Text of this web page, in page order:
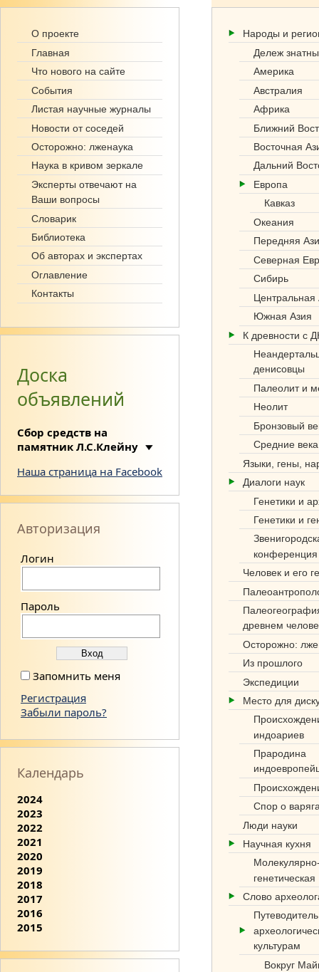
О проекте
Главная
Что нового на сайте
События
Листая научные журналы
Новости от соседей
Осторожно: лженаука
Наука в кривом зеркале
Эксперты отвечают на
Ваши вопросы
Словарик
Библиотека
Об авторах и экспертах
Оглавление
Контакты
Доска
объявлений
Сбор средств на
памятник Л.С.Клейну
Наша страница на Facebook
Авторизация
Логин
Пароль
Запомнить меня
Регистрация
Забыли пароль?
Календарь
2024
2023
2022
2021
2020
2019
2018
2017
2016
2015
Народы и
Дележ
Америка
Австралия
Африка
Ближний
Восточная
Дальний
Европа
Кавказ
Океания
Передняя
Северная
Сибирь
Центральная
Южная Азия
К древности с
денисовцы
Палеолит и
Неолит
Бронзовый
Средние века
Языки, гены,
Диалоги наук
Генетики и
Генетики и
конференция
Человек и его
древнем
Осторожно:
Из прошлого
Экспедиции
Место для
индоариев
Прародина
Спор о
Люди науки
Научная кухня
генетическая
Слово
культурам
Вокруг